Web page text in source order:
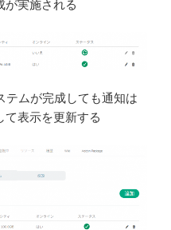
が実施される
テムが完成しても通知は
て表示を更新する